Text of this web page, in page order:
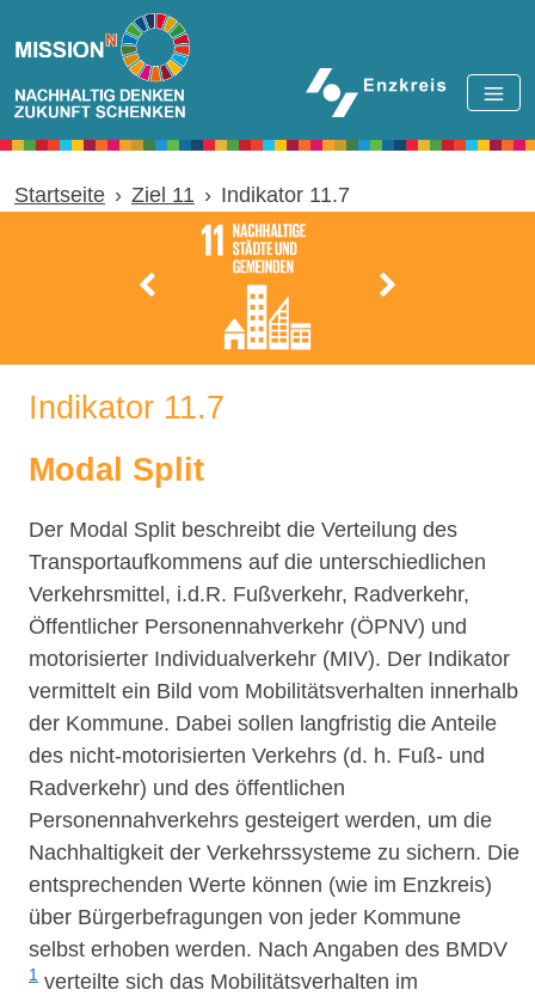
Startseite Ziel 11 Indikator 11.7
Indikator 11.7
Modal Split
Der Modal Split beschreibt die Verteilung des
Transportaufkommens auf die unterschiedlichen
Verkehrsmittel, i.d.R. Fußverkehr, Radverkehr,
Öffentlicher Personennahverkehr (ÖPNV) und
motorisierter Individualverkehr (MIV). Der Indikator
vermittelt ein Bild vom Mobilitätsverhalten innerhalb
der Kommune. Dabei sollen langfristig die Anteile
des nicht-motorisierten Verkehrs (d. h. Fuß- und
Radverkehr) und des öffentlichen
Personennahverkehrs gesteigert werden, um die
Nachhaltigkeit der Verkehrssysteme zu sichern. Die
entsprechenden Werte können (wie im Enzkreis)
über Bürgerbefragungen von jeder Kommune
selbst erhoben werden. Nach Angaben des BMDV
1 verteilte sich das Mobilitätsverhalten im